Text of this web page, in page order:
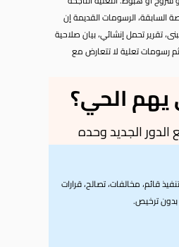
السابقة، الرسومات القديمة إن
تقرير تحمل إنشائي، بيان صلاحية
رسومات تعلية لا تتعارض مع
يهم الحي؟
الدور الجديد وحده
قائم، مخالفات، تصالح، قرارات
بدون ترخيص.